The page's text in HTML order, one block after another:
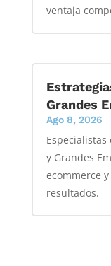
ventaja
Grandes
Ago 8, 2026
Especialistas
y Grandes
ecommerce
resultados.